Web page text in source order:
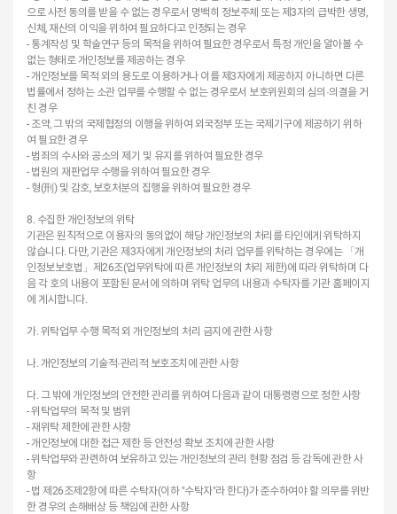
으로 사전 동의를 받을 수 없는 경우로서 명백히 정보주체 또는 제3자의 급박한 생명,
신체, 재산의 이익을 위하여 필요하다고 인정되는 경우
- 통계작성 및 학술연구 등의 목적을 위하여 필요한 경우로서 특정 개인을 알아볼 수
없는 형태로 개인정보를 제공하는 경우
- 개인정보를 목적 외의 용도로 이용하거나 이를 제3자에게 제공하지 아니하면 다른
법률에서 정하는 소관 업무를 수행할 수 없는 경우로서 보호위원회의 심의·의결을 거
친 경우
- 조약, 그 밖의 국제협정의 이행을 위하여 외국정부 또는 국제기구에 제공하기 위하
여 필요한 경우
- 범죄의 수사와 공소의 제기 및 유지를 위하여 필요한 경우
- 법원의 재판업무 수행을 위하여 필요한 경우
- 형(刑) 및 감호, 보호처분의 집행을 위하여 필요한 경우
8. 수집한 개인정보의 위탁
기관은 원칙적으로 이용자의 동의없이 해당 개인정보의 처리를 타인에게 위탁하지
않습니다. 다만, 기관은 제3자에게 개인정보의 처리 업무를 위탁하는 경우에는 「개
인정보보호법」제26조(업무위탁에 따른 개인정보의 처리 제한)에 따라 위탁하며 다
음 각 호의 내용이 포함된 문서에 의하며 위탁 업무의 내용과 수탁자를 기관 홈페이지
에 게시합니다.
가. 위탁업무 수행 목적 외 개인정보의 처리 금지에 관한 사항
나. 개인정보의 기술적·관리적 보호조치에 관한 사항
다. 그 밖에 개인정보의 안전한 관리를 위하여 다음과 같이 대통령령으로 정한 사항
- 위탁업무의 목적 및 범위
- 재위탁 제한에 관한 사항
- 개인정보에 대한 접근 제한 등 안전성 확보 조치에 관한 사항
- 위탁업무와 관련하여 보유하고 있는 개인정보의 관리 현황 점검 등 감독에 관한 사
항
- 법 제26조제2항에 따른 수탁자(이하 "수탁자"라 한다)가 준수하여야 할 의무를 위반
한 경우의 손해배상 등 책임에 관한 사항